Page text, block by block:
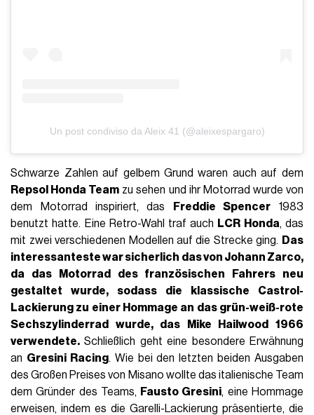
Un post condiviso da Aleix 41 (@aleixespargaro)
Schwarze Zahlen auf gelbem Grund waren auch auf dem
Repsol Honda Team zu sehen und ihr Motorrad wurde von
dem Motorrad inspiriert, das
Freddie Spencer 1983
benutzt hatte. Eine Retro-Wahl traf auch LCR Honda, das
mit zwei verschiedenen Modellen auf die Strecke ging. Das
interessanteste war sicherlich das von Johann Zarco,
da das Motorrad des französischen Fahrers neu
gestaltet wurde, sodass die klassische Castrol-
Lackierung zu einer Hommage an das grün-weiß-rote
Sechszylinderrad wurde, das Mike Hailwood 1966
verwendete. Schließlich geht eine besondere Erwähnung
an Gresini Racing. Wie bei den letzten beiden Ausgaben
des Großen Preises von Misano wollte das italienische Team
dem Gründer des Teams, Fausto Gresini, eine Hommage
erweisen, indem es die Garelli-Lackierung präsentierte, die